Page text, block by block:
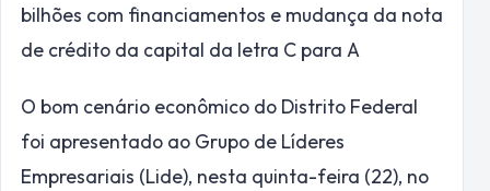
bilhões com financiamentos e mudança da nota
de crédito da capital da letra C para A
O bom cenário econômico do Distrito Federal
foi apresentado ao Grupo de Líderes
Empresariais (Lide), nesta quinta-feira (22), no